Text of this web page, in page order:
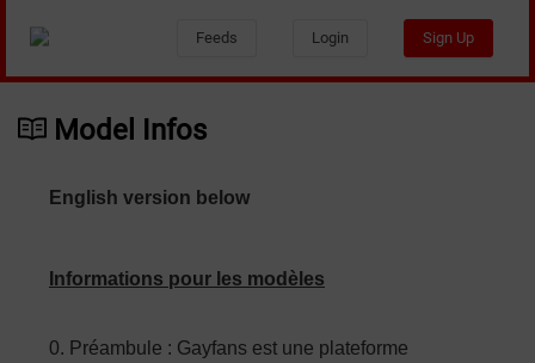
Feeds Login Sign Up
Model Infos
English version below
Informations pour les modèles
0. Préambule : Gayfans est une plateforme